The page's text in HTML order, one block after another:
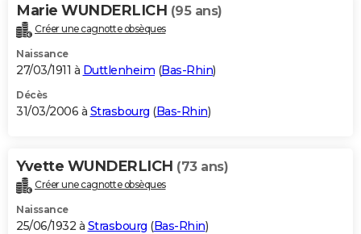
Marie WUNDERLICH (95 ans)
Créer une cagnotte obsèques
Naissance
27/03/1911 à Duttlenheim (Bas-Rhin)
Décès
31/03/2006 à Strasbourg (Bas-Rhin)
Yvette WUNDERLICH (73 ans)
Créer une cagnotte obsèques
Naissance
25/06/1932 à Strasbourg (Bas-Rhin)